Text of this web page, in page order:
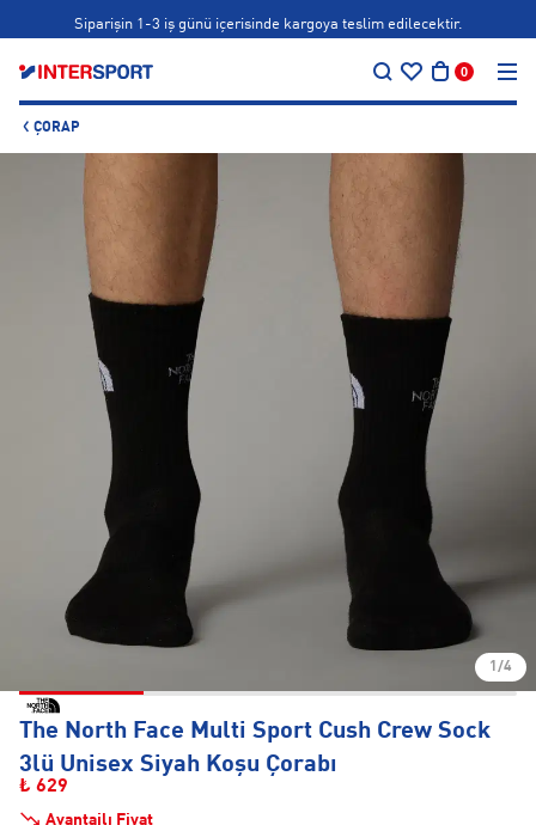
Siparişin 1-3 iş günü içerisinde kargoya teslim edilecektir.
0
ÇORAP
1/4
The North Face Multi Sport Cush Crew Sock
3lü Unisex Siyah Koşu Çorabı
₺ 629
Avantajlı Fiyat